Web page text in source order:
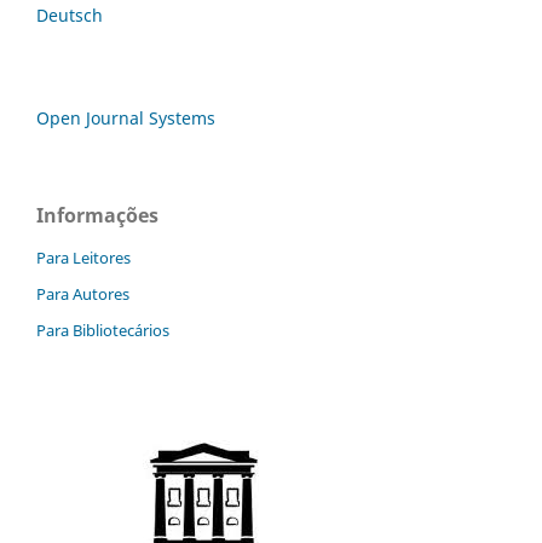
Deutsch
Open Journal Systems
Informações
Para Leitores
Para Autores
Para Bibliotecários